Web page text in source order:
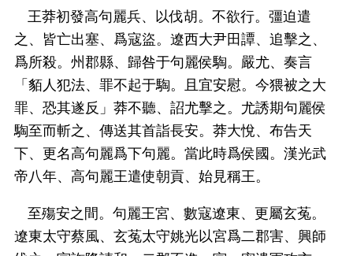
王莽初發高句麗兵、以伐胡。不欲行。彊迫遣
之、皆亡出塞、爲寇盜。遼西大尹田譚、追擊之、
爲所殺。州郡縣、歸咎于句麗侯騊。嚴尤、奏言
「貊人犯法、罪不起于騊。且宜安慰。今猥被之大
罪、恐其遂反」莽不聽、詔尤擊之。尤誘期句麗侯
騊至而斬之、傳送其首詣長安。莽大悅、布告天
下、更名高句麗爲下句麗。當此時爲侯國。漢光武
帝八年、高句麗王遣使朝貢、始見稱王。
至殤安之間。句麗王宮、數寇遼東、更屬玄菟。
遼東太守蔡風、玄菟太守姚光以宮爲二郡害、興師